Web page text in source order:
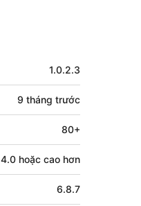
1.0.2.3
9 tháng trước
80+
4.0 hoặc cao hơn
6.8.7